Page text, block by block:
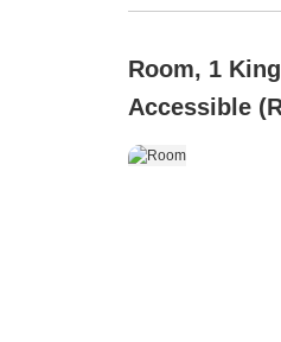
Room, 1
Accessible
Transfer